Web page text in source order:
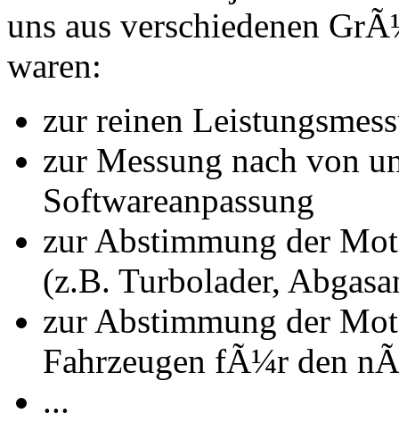
uns aus verschiedenen
waren:
zur reinen
zur Messung nach von
Softwareanpassung
zur Abstimmung der
(z.B. Turbolader,
zur Abstimmung der
Fahrzeugen fÃ¼r den
...